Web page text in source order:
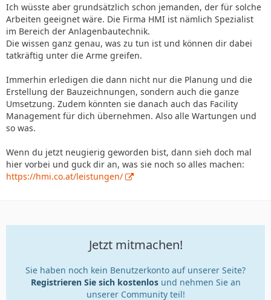
Ich wüsste aber grundsätzlich schon jemanden, der für solche
Arbeiten geeignet wäre. Die Firma HMI ist nämlich Spezialist
im Bereich der Anlagenbautechnik.
Die wissen ganz genau, was zu tun ist und können dir dabei
tatkräftig unter die Arme greifen.
Immerhin erledigen die dann nicht nur die Planung und die
Erstellung der Bauzeichnungen, sondern auch die ganze
Umsetzung. Zudem könnten sie danach auch das Facility
Management für dich übernehmen. Also alle Wartungen und
so was.
Wenn du jetzt neugierig geworden bist, dann sieh doch mal
hier vorbei und guck dir an, was sie noch so alles machen:
https://hmi.co.at/leistungen/
Jetzt mitmachen!
Sie haben noch kein Benutzerkonto auf unserer Seite?
Registrieren Sie sich kostenlosund nehmen Sie an
unserer Community teil!